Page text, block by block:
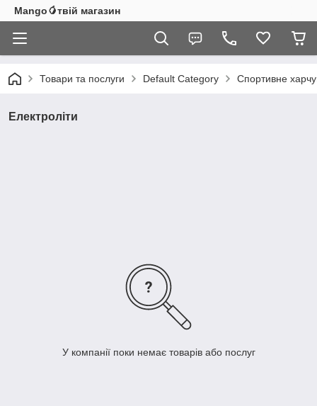
Mango🥭твій магазин
Товари та послуги Default Category Спортивне
Електроліти
У компанії поки немає товарів або послуг